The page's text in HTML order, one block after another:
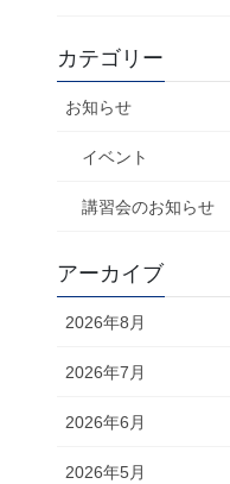
カテゴリー
お知らせ
イベント
講習会のお知らせ
アーカイブ
2026年8月
2026年7月
2026年6月
2026年5月